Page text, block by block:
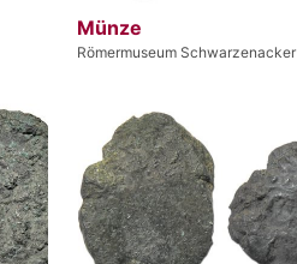
Münze
Römermuseum Schwarzenacker